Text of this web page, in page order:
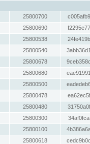
25800700
25800690
25800538
25800540
25800678
25800680
25800500
25800478
25800480
25800300
25800100
25800618